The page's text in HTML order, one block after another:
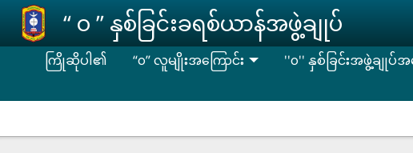
Skip to main content
‘‘ ဝ ’’ နှစ်ခြင်းခရစ်ယာန်အဖွဲ့ချုပ်
ကြိုဆိုပါ၏ “၀” လူမျိုးအကြောင်း ''၀'' နှစ်ခြင်းအဖွဲ့ချုပ်အ